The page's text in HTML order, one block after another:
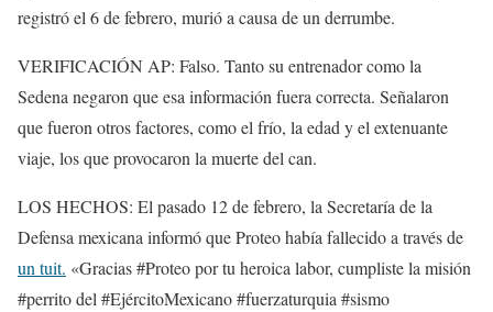
registró el 6 de febrero, murió a causa de un derrumbe.
VERIFICACIÓN AP: Falso. Tanto su entrenador como la
Sedena negaron que esa información fuera correcta. Señalaron
que fueron otros factores, como el frío, la edad y el extenuante
viaje, los que provocaron la muerte del can.
LOS HECHOS: El pasado 12 de febrero, la Secretaría de la
Defensa mexicana informó que Proteo había fallecido a través de
un tuit. «Gracias #Proteo por tu heroica labor, cumpliste la misión
#perrito del #EjércitoMexicano #fuerzaturquia #sismo